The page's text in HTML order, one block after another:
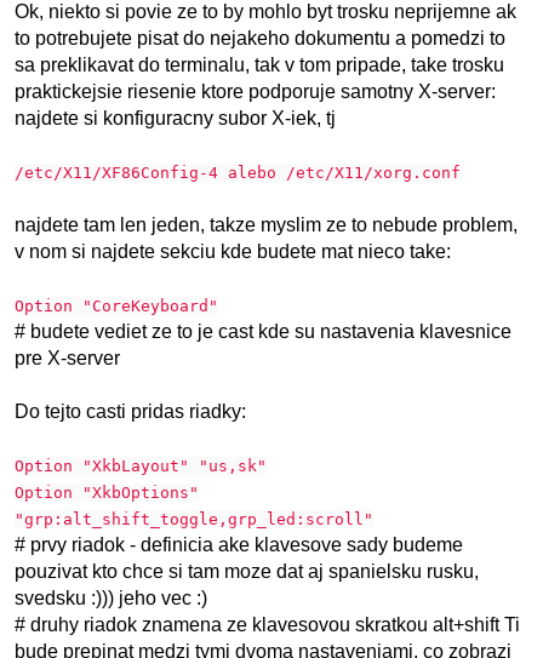
Ok, niekto si povie ze to by mohlo byt trosku neprijemne ak
to potrebujete pisat do nejakeho dokumentu a pomedzi to
sa preklikavat do terminalu, tak v tom pripade, take trosku
praktickejsie riesenie ktore podporuje samotny X-server:
najdete si konfiguracny subor X-iek, tj
/etc/X11/XF86Config-4 alebo /etc/X11/xorg.conf
najdete tam len jeden, takze myslim ze to nebude problem,
v nom si najdete sekciu kde budete mat nieco take:
Option "CoreKeyboard"
# budete vediet ze to je cast kde su nastavenia klavesnice
pre X-server
Do tejto casti pridas riadky:
Option "XkbLayout" "us,sk"
Option "XkbOptions"
"grp:alt_shift_toggle,grp_led:scroll"
# prvy riadok - definicia ake klavesove sady budeme
pouzivat kto chce si tam moze dat aj spanielsku rusku,
svedsku :))) jeho vec :)
# druhy riadok znamena ze klavesovou skratkou alt+shift Ti
bude prepinat medzi tymi dvoma nastaveniami, co zobrazi